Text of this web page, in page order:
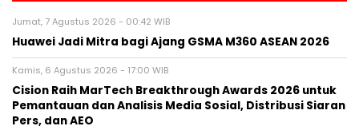
Jumat, 7 Agustus 2026 - 00:42 WIB
Huawei Jadi Mitra bagi Ajang GSMA M360 ASEAN 2026
Kamis, 6 Agustus 2026 - 17:00 WIB
Cision Raih MarTech Breakthrough Awards 2026 untuk
Pemantauan dan Analisis Media Sosial, Distribusi Siaran
Pers, dan AEO